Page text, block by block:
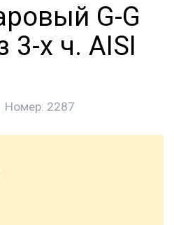
G-G
3-х ч. AISI
Номер: 2287